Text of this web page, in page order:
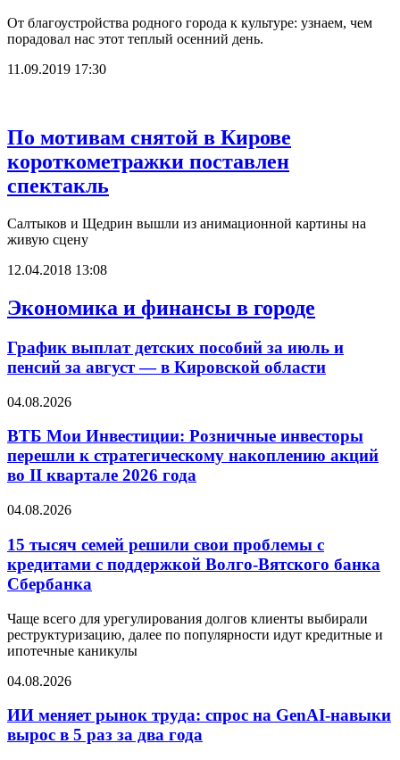
От благоустройства родного города к культуре: узнаем, чем
порадовал нас этот теплый осенний день.
11.09.2019 17:30
По мотивам снятой в Кирове
короткометражки поставлен
спектакль
Салтыков и Щедрин вышли из анимационной картины на
живую сцену
12.04.2018 13:08
Экономика и финансы в городе
График выплат детских пособий за июль и
пенсий за август — в Кировской области
04.08.2026
ВТБ Мои Инвестиции: Розничные инвесторы
перешли к стратегическому накоплению акций
во II квартале 2026 года
04.08.2026
15 тысяч семей решили свои проблемы с
кредитами с поддержкой Волго-Вятского банка
Сбербанка
Чаще всего для урегулирования долгов клиенты выбирали
реструктуризацию, далее по популярности идут кредитные и
ипотечные каникулы
04.08.2026
ИИ меняет рынок труда: спрос на GenAI-навыки
вырос в 5 раз за два года